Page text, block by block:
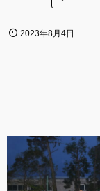
2023年8月4日